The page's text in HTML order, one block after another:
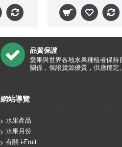
品質保證
愛果與世界各地水果種植者保持
關係，保證貨源優質，供應穩定。
網站導覽
水果產品
水果月份
有關 i-Fruit